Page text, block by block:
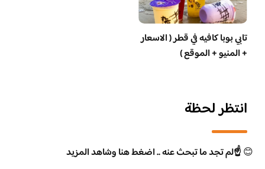
تابي بوبا كافيه في قطر ( الاسعار
+ المنيو + الموقع )
انتظر لحظة
😊☝️لم تجد ما تبحث عنه .. اضغط هنا وشاهد المزيد